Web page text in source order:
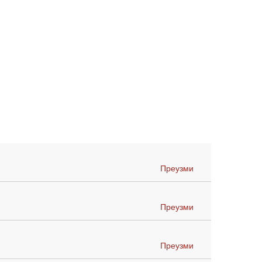
Преузми
Преузми
Преузми